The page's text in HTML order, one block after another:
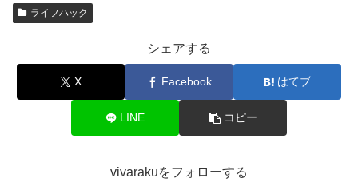
ライフハック
シェアする
X Facebook はてブ
LINE コピー
vivarakuをフォローする